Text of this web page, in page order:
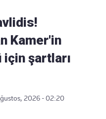
Kamer'in
şartları
2026 - 02:20